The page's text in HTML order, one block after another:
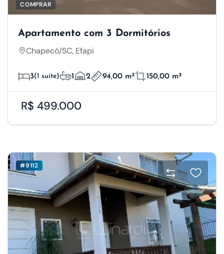
COMPRAR
Apartamento com 3 Dormitórios
Chapecó/SC, Efapi
3(1 suíte) 1 2 94,00 m² 150,00 m²
R$ 499.000
#9112